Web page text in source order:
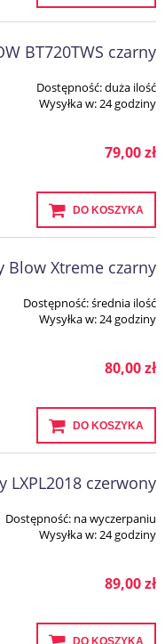
BT720TWS czarny
Dostępność:duża ilość
Wysyłka w:24 godziny
79,00 zł
DO KOSZYKA
Blow Xtreme czarny
Dostępność:średnia ilość
Wysyłka w:24 godziny
80,00 zł
DO KOSZYKA
LXPL2018 czerwony
Dostępność: na wyczerpaniu
Wysyłka w: 24 godziny
89,00 zł
DO KOSZYKA